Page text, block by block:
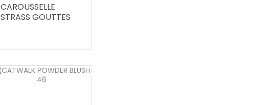
CAROUSSELLE
STRASS GOUTTES